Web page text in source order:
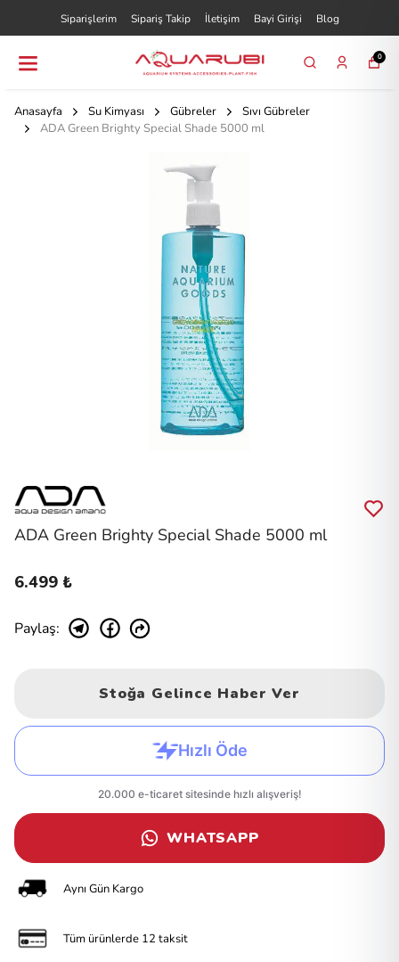
Siparişlerim Sipariş Takip İletişim Bayi Girişi Blog
0
Anasayfa Su Kimyası Gübreler
Sıvı Gübreler
ADA Green Brighty Special Shade 5000 ml
ADA Green Brighty Special Shade 5000 ml
6.499 ₺
Paylaş:
Stoğa Gelince Haber Ver
WHATSAPP
Aynı Gün Kargo
Tüm ürünlerde 12 taksit